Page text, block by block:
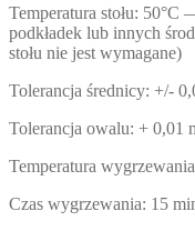
Temperatura stołu:
podkładek lub innych
stołu nie jest wymagane)
Tolerancja średnicy: +/-
Tolerancja owalu: + 0,01
Temperatura
Czas wygrzewania: 15